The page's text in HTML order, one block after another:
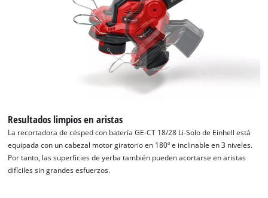
Resultados limpios en aristas
La recortadora de césped con batería GE-CT 18/28 Li-Solo de Einhell está
equipada con un cabezal motor giratorio en 180º e inclinable en 3 niveles.
Por tanto, las superficies de yerba también pueden acortarse en aristas
difíciles sin grandes esfuerzos.